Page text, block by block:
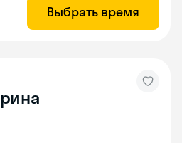
Выбрать время